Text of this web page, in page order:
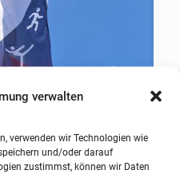
verwalten
verwenden wir Technologien wie
und/oder darauf
zustimmst, können wir Daten